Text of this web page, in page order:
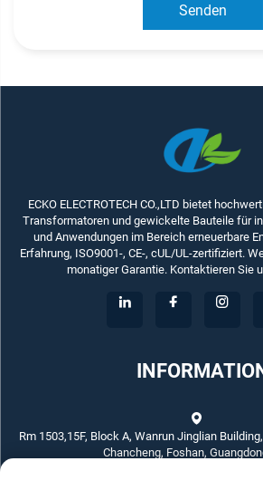
Senden
ECKO ELECTROTECH CO.,LTD bietet
Transformatoren und gewickelte Bauteile für
und Anwendungen im Bereich erneuerbare
Erfahrung, ISO9001-, CE-, cUL/UL-zertifiziert.
monatiger Garantie. Kontaktieren Sie
Rm 1503,15F, Block A, Wanrun Jinglian
Chancheng, Foshan,